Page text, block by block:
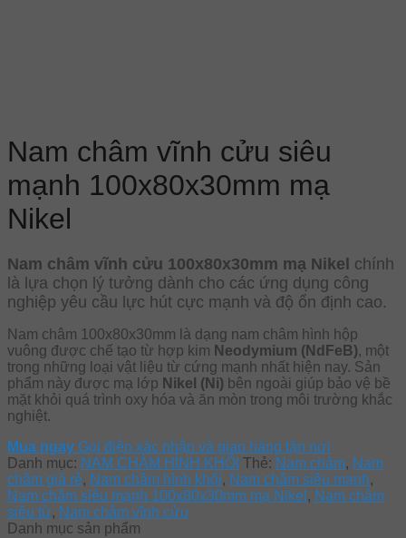
Nam châm vĩnh cửu siêu
mạnh 100x80x30mm mạ
Nikel
Nam châm vĩnh cửu 100x80x30mm mạ Nikel chính
là lựa chọn lý tưởng dành cho các ứng dụng công
nghiệp yêu cầu lực hút cực mạnh và độ ổn định cao.
Nam châm 100x80x30mm là dạng nam châm hình hộp
vuông được chế tạo từ hợp kim Neodymium (NdFeB), một
trong những loại vật liệu từ cứng mạnh nhất hiện nay. Sản
phẩm này được mạ lớp Nikel (Ni) bên ngoài giúp bảo vệ bề
mặt khỏi quá trình oxy hóa và ăn mòn trong môi trường khắc
nghiệt.
Mua ngay Gọi điện xác nhận và giao hàng tận nơi
Danh mục: NAM CHÂM HÌNH KHỐI Thẻ: Nam châm, Nam
châm giá rẻ, Nam châm hình khối, Nam châm siêu mạnh,
Nam châm siêu mạnh 100x80x30mm mạ Nikel , Nam châm
siêu từ, Nam châm vĩnh cửu
Danh mục sản phẩm